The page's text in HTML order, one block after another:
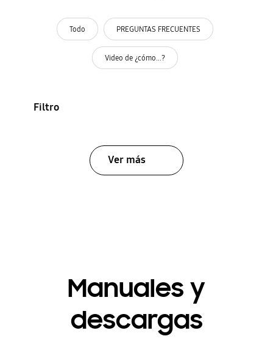
Todo PREGUNTAS FRECUENTES
Video de ¿cómo...?
Filtro
Ver más
Manuales y
descargas